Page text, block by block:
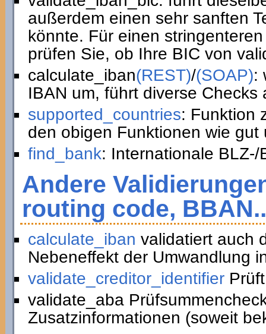
außerdem einen sehr sanften
könnte. Für einen
prüfen Sie, ob Ihre BIC von
calculate_iban(REST)/(SOAP):
IBAN um, führt diverse
supported_countries: Funktion
den obigen Funktionen wie gut
find_bank: Internationale BLZ-/
Andere
routing code,
calculate_iban validatiert auch
Nebeneffekt der Umwandlung
validate_creditor_identifierPrüft
validate_aba
Zusatzinformationen (soweit